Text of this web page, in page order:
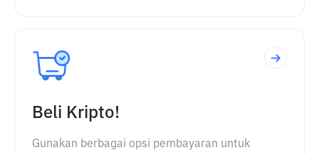
Beli Kripto!
Gunakan berbagai opsi pembayaran untuk